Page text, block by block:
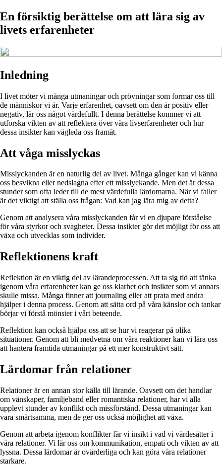
En försiktig berättelse om att lära sig av
livets erfarenheter
Inledning
I livet möter vi många utmaningar och prövningar som formar oss till
de människor vi är. Varje erfarenhet, oavsett om den är positiv eller
negativ, lär oss något värdefullt. I denna berättelse kommer vi att
utforska vikten av att reflektera över våra livserfarenheter och hur
dessa insikter kan vägleda oss framåt.
Att våga misslyckas
Misslyckanden är en naturlig del av livet. Många gånger kan vi känna
oss besvikna eller nedslagna efter ett misslyckande. Men det är dessa
stunder som ofta leder till de mest värdefulla lärdomarna. När vi faller
är det viktigt att ställa oss frågan: Vad kan jag lära mig av detta?
Genom att analysera våra misslyckanden får vi en djupare förståelse
för våra styrkor och svagheter. Dessa insikter gör det möjligt för oss att
växa och utvecklas som individer.
Reflektionens kraft
Reflektion är en viktig del av lärandeprocessen. Att ta sig tid att tänka
igenom våra erfarenheter kan ge oss klarhet och insikter som vi annars
skulle missa. Många finner att journaling eller att prata med andra
hjälper i denna process. Genom att sätta ord på våra känslor och tankar
börjar vi förstå mönster i vårt beteende.
Reflektion kan också hjälpa oss att se hur vi reagerar på olika
situationer. Genom att bli medvetna om våra reaktioner kan vi lära oss
att hantera framtida utmaningar på ett mer konstruktivt sätt.
Lärdomar från relationer
Relationer är en annan stor källa till lärande. Oavsett om det handlar
om vänskaper, familjeband eller romantiska relationer, har vi alla
upplevt stunder av konflikt och missförstånd. Dessa utmaningar kan
vara smärtsamma, men de ger oss också möjlighet att växa.
Genom att arbeta igenom konflikter får vi insikt i vad vi värdesätter i
våra relationer. Vi lär oss om kommunikation, empati och vikten av att
lyssna. Dessa lärdomar är ovärderliga och kan göra våra relationer
starkare.